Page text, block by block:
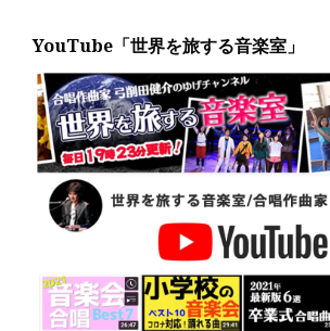
YouTube「世界を旅する音楽室」